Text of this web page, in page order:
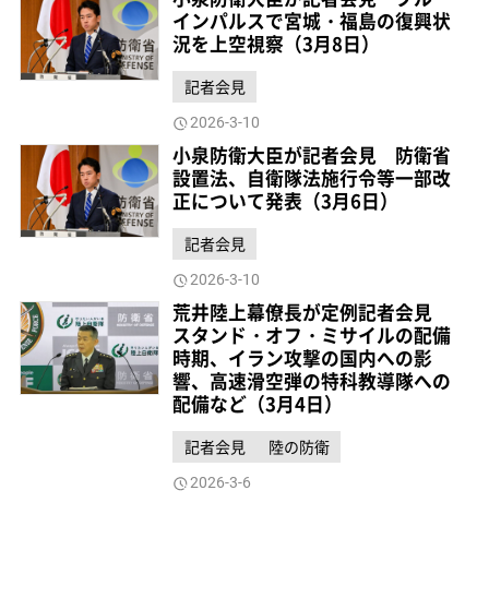
インパルスで宮城・福島の復興状
況を上空視察（3月8日）
記者会見
2026-3-10
小泉防衛大臣が記者会見 防衛省
設置法、自衛隊法施行令等一部改
正について発表（3月6日）
記者会見
2026-3-10
荒井陸上幕僚長が定例記者会見
スタンド・オフ・ミサイルの配備
時期、イラン攻撃の国内への影
響、高速滑空弾の特科教導隊への
配備など（3月4日）
記者会見 陸の防衛
2026-3-6